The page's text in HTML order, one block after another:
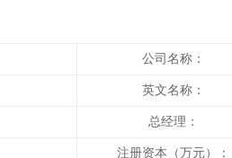
公司名称：
英文名称：
总经理：
注册资本（万元）：